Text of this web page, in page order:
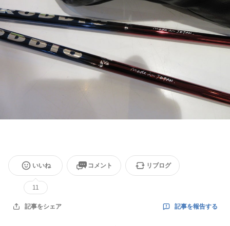
いいね
11
コメント リブログ
記事をシェア 記事を報告する